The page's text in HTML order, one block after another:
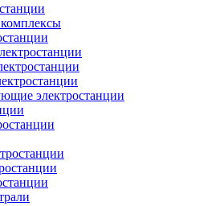
электростанции